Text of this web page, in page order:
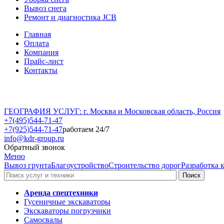
Вывоз снега
Ремонт и диагностика JCB
Главная
Оплата
Компания
Прайс-лист
Контакты
ГЕОГРАФИЯ УСЛУГ: г. Москва и Московская область, Россия
+7(495)544-71-47
+7(925)544-71-47работаем 24/7
info@kdr-group.ru
Обратный звонок
Меню
Вывоз грунтаБлагоустройствоСтроительство дорогРазработка
Аренда спецтехники
Гусеничные экскаваторы
Экскаваторы погрузчики
Самосвалы